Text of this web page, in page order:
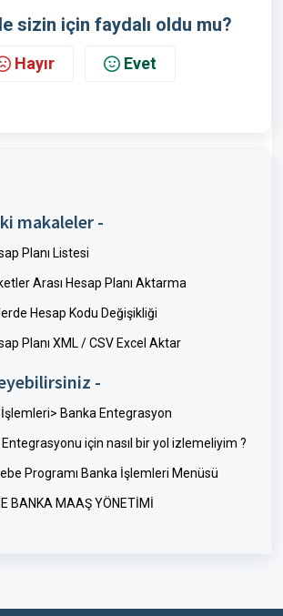
sizin için faydalı oldu mu?
Hayır Evet
makaleler -
Planı Listesi
Arası Hesap Planı Aktarma
Hesap Kodu Değişikliği
01.01.04 Hesap Planı XML / CSV Excel Aktar
-
Banka Entegrasyon
için nasıl bir yol izlemeliyim ?
Programı Banka İşlemleri Menüsü
BANKA MAAŞ YÖNETİMİ